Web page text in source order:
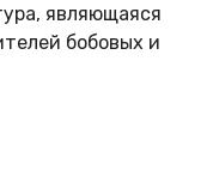
являющаяся
бобовых и